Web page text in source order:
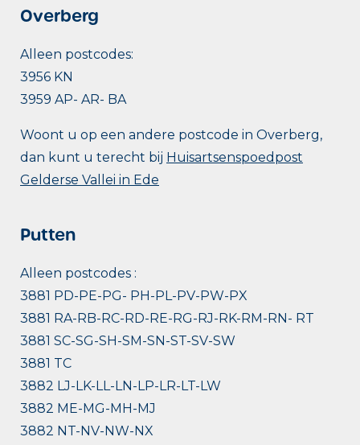
Overberg
Alleen postcodes:
3956 KN
3959 AP- AR- BA
Woont u op een andere postcode in Overberg,
dan kunt u terecht bij Huisartsenspoedpost
Gelderse Vallei in Ede
Putten
Alleen postcodes :
3881 PD-PE-PG- PH-PL-PV-PW-PX
3881 RA-RB-RC-RD-RE-RG-RJ-RK-RM-RN- RT
3881 SC-SG-SH-SM-SN-ST-SV-SW
3881 TC
3882 LJ-LK-LL-LN-LP-LR-LT-LW
3882 ME-MG-MH-MJ
3882 NT-NV-NW-NX